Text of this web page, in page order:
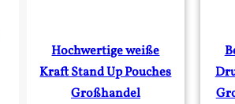
Hochwertige weiße
Kraft Stand Up Pouches
Großhandel